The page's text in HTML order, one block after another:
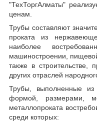
"ТехТоргАлматы"
ценам.
Трубы составляют
проката из
наиболее
машиностроении,
также в строительстве,
других отраслей
Трубы, выполненные из
формой, размерами,
металлопроката
среди которых: